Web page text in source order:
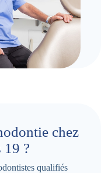
chez
19 ?
qualifiés